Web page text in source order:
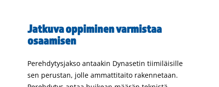
Jatkuva oppiminen varmistaa
osaamisen
Perehdytysjakso antaakin Dynasetin tiimiläisille
sen perustan, jolle ammattitaito rakennetaan.